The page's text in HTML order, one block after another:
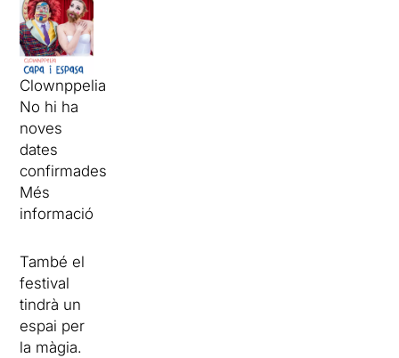
Clownppelia
No hi ha
noves
dates
confirmades
Més
informació
També el
festival
tindrà un
espai per
la màgia.